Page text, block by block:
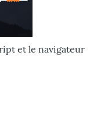
et le navigateur